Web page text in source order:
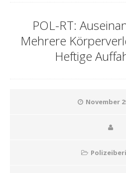
POL-RT:
Mehrere
Heftige
November